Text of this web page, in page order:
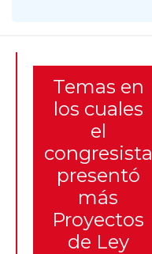
Temas en
los cuales
el
congresista
presentó
más
Proyectos
de Ley